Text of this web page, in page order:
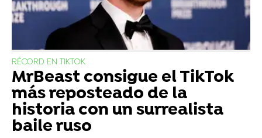
RÉCORD EN TIKTOK
MrBeast consigue el TikTok
más reposteado de la
historia con un surrealista
baile ruso